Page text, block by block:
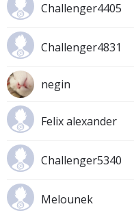
Challenger4405
Challenger4831
negin
Felix alexander
Challenger5340
Melounek